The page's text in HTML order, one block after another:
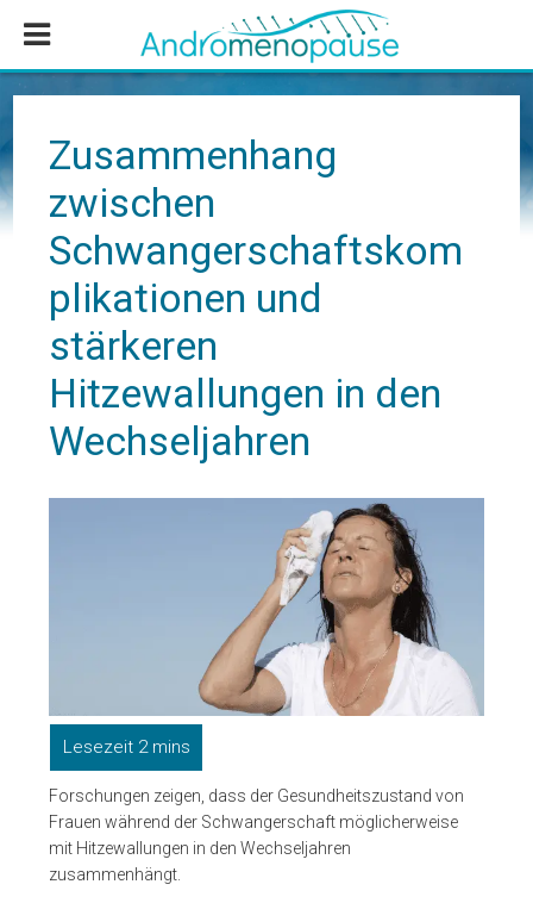
Inhalt
springen
Seitenspalte
springen
Fußzeile
springen
Zusammenhang
zwischen
Schwangerschaftskom
plikationen und
stärkeren
Hitzewallungen in den
Wechseljahren
Forschungen zeigen, dass der Gesundheitszustand von
Frauen während der Schwangerschaft möglicherweise
mit Hitzewallungen in den Wechseljahren
zusammenhängt.